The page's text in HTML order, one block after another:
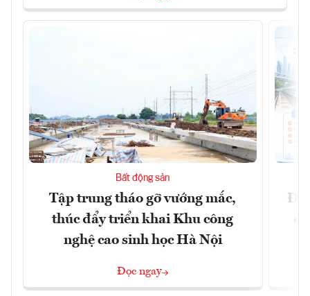
Bất động sản
Tập trung tháo gỡ vướng mắc,
thúc đẩy triển khai Khu công
nghệ cao sinh học Hà Nội
Đọc ngay